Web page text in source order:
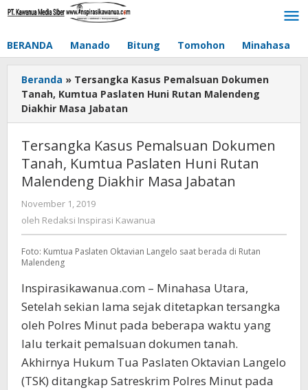
Lewati
BERANDA Manado Bitung Tomohon Minahasa
Beranda » Tersangka Kasus Pemalsuan Dokumen
Tanah, Kumtua Paslaten Huni Rutan Malendeng
Diakhir Masa Jabatan
Tersangka Kasus Pemalsuan Dokumen
Tanah, Kumtua Paslaten Huni Rutan
Malendeng Diakhir Masa Jabatan
November 1, 2019
Redaksi
oleh Redaksi Inspirasi Kawanua
Foto: Kumtua Paslaten Oktavian Langelo saat berada di Rutan
Malendeng
Inspirasikawanua.com – Minahasa Utara,
Setelah sekian lama sejak ditetapkan tersangka
oleh Polres Minut pada beberapa waktu yang
lalu terkait pemalsuan dokumen tanah.
Akhirnya Hukum Tua Paslaten Oktavian Langelo
(TSK) ditangkap Satreskrim Polres Minut pada